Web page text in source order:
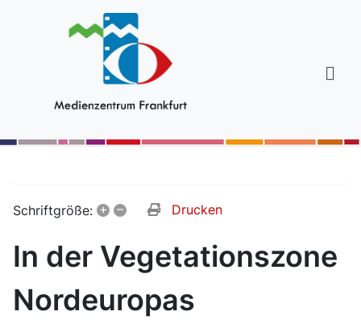
Schriftgröße: + – Drucken
In der Vegetationszone
Nordeuropas